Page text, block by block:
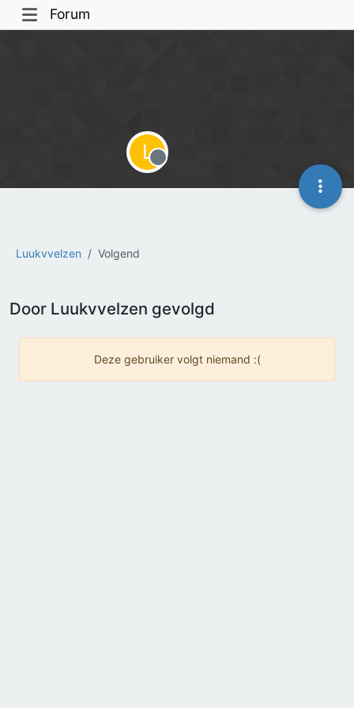
Forum
Luukvvelzen Volgend
L
Offline
Door Luukvvelzen gevolgd
Deze gebruiker volgt niemand :(